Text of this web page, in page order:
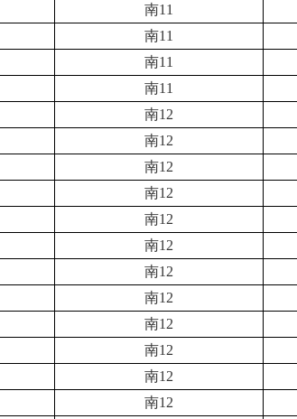
南11
南11
南11
南11
南12
南12
南12
南12
南12
南12
南12
南12
南12
南12
南12
南12